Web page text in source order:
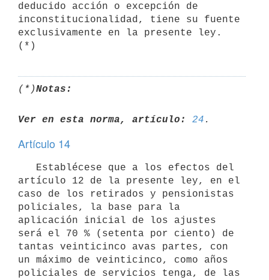
deducido acción o excepción de
inconstitucionalidad, tiene su fuente
exclusivamente en la presente ley.
(*)Notas:
Ver en esta norma, artículo: 24
Artículo 14
artículo 12 de la presente ley, en el
caso de los retirados y pensionistas
policiales, la base para la
aplicación inicial de los ajustes
será el 70 % (setenta por ciento) de
tantas veinticinco avas partes, con
un máximo de veinticinco, como años
policiales de servicios tenga, de las